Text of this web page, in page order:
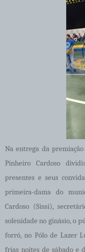
Na entrega da
Pinheiro Cardoso
presentes e seus
primeira-dama do
Cardoso (Sissí),
solenidade no ginásio, o
forró, no Pólo de Lazer
frias noites de sábado e